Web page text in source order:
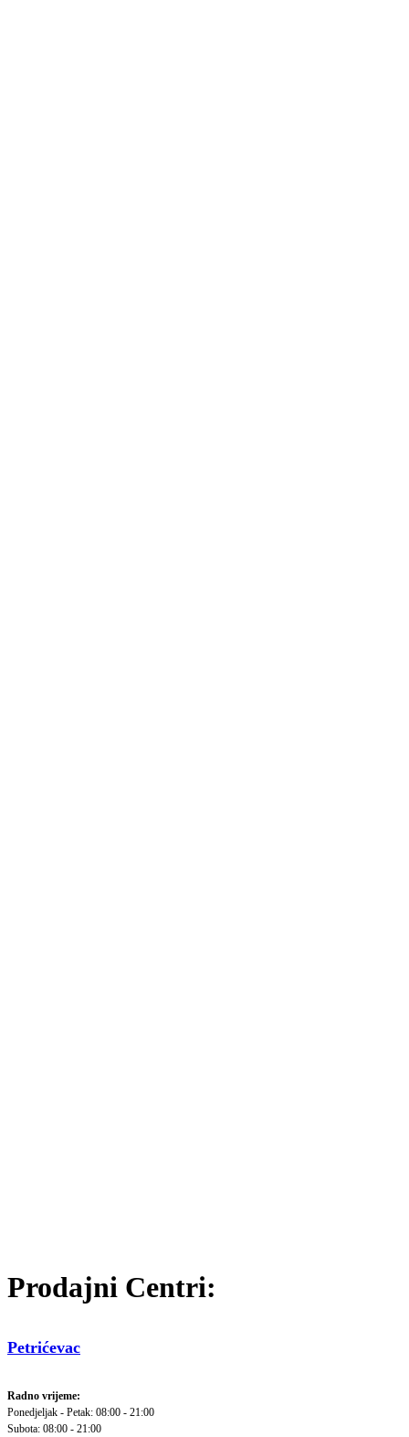
Prodajni Centri:
Petrićevac
Radno vrijeme:
Ponedjeljak - Petak: 08:00 - 21:00
Subota: 08:00 - 21:00